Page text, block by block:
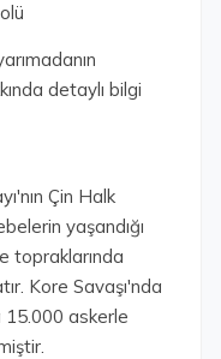
detaylı bilgi
Çin Halk
yaşandığı
topraklarında
Kore Savaşı'nda
15.000 askerle